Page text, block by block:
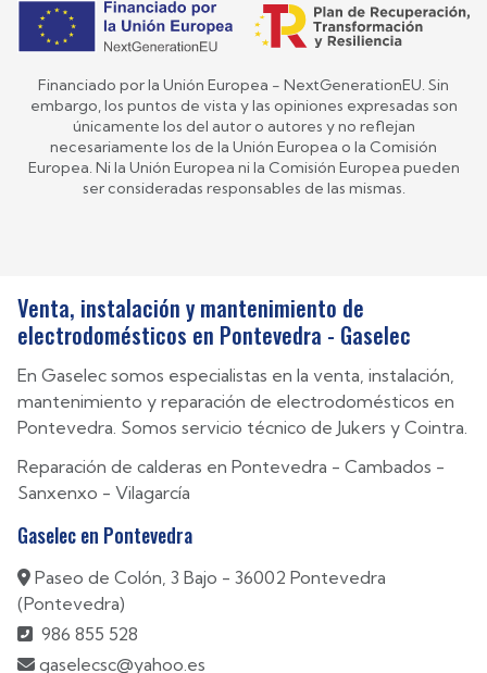
Financiado por la Unión Europea - NextGenerationEU. Sin
embargo, los puntos de vista y las opiniones expresadas son
únicamente los del autor o autores y no reflejan
necesariamente los de la Unión Europea o la Comisión
Europea. Ni la Unión Europea ni la Comisión Europea pueden
ser consideradas responsables de las mismas.
Venta, instalación y mantenimiento de
electrodomésticos en Pontevedra - Gaselec
En Gaselec somos especialistas en la venta, instalación,
mantenimiento y reparación de electrodomésticos en
Pontevedra. Somos servicio técnico de Jukers y Cointra.
Reparación de calderas en Pontevedra - Cambados -
Sanxenxo - Vilagarcía
Gaselec en Pontevedra
Paseo de Colón, 3 Bajo - 36002 Pontevedra
(Pontevedra)
986 855 528
gaselecsc@yahoo.es